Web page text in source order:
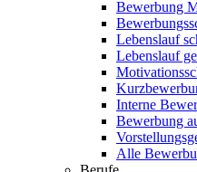
Bewerbung
Lebenslauf
Lebenslauf
Interne
Bewerbung
Alle